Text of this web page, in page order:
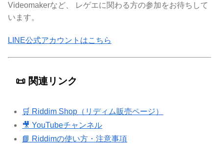
Videomakerなど、 レゲエに関わる方の参加をお待ちして
います。
LINE公式アカウントはこちら
📜 関連リンク
🛒 Riddim Shop（リディム販売ページ）
🎥 YouTubeチャンネル
📘 Riddimの使い方・注意事項